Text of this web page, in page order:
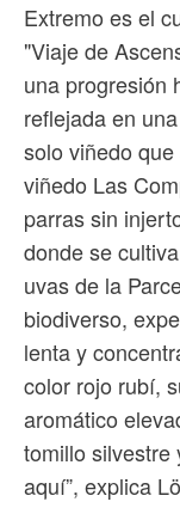
Extremo es el
"Viaje de
una progresión
reflejada en
solo viñedo
viñedo Las
parras sin
donde se
uvas de la
biodiverso,
lenta y
color rojo rubí,
aromático
tomillo silvestre
aquí”, explica